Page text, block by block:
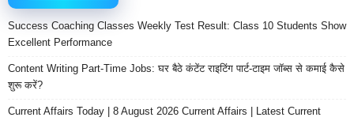
Success Coaching Classes Weekly Test Result: Class 10 Students Show
Excellent Performance
Content Writing Part-Time Jobs: घर बैठे कंटेंट राइटिंग पार्ट-टाइम जॉब्स से कमाई कैसे
शुरू करें?
Current Affairs Today | 8 August 2026 Current Affairs | Latest Current